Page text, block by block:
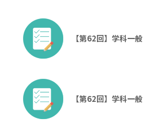
【第62回】学科一
【第62回】学科一